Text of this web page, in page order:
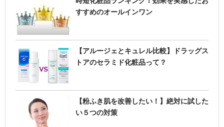
すすめのオールインワン
【アルージェとキュレル比較】ドラッグス
トアのセラミド化粧品って？
【粉ふき肌を改善したい！】絶対に試した
い５つの対策